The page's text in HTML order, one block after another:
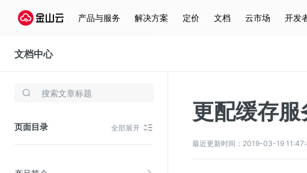
产品与服务 解决方案 定价 文档 云市场 开发
文档中心
云数据库Memcached
页面目录 全部展开
存储与云分发
更配缓存服
最近更新时间：2019-03-19